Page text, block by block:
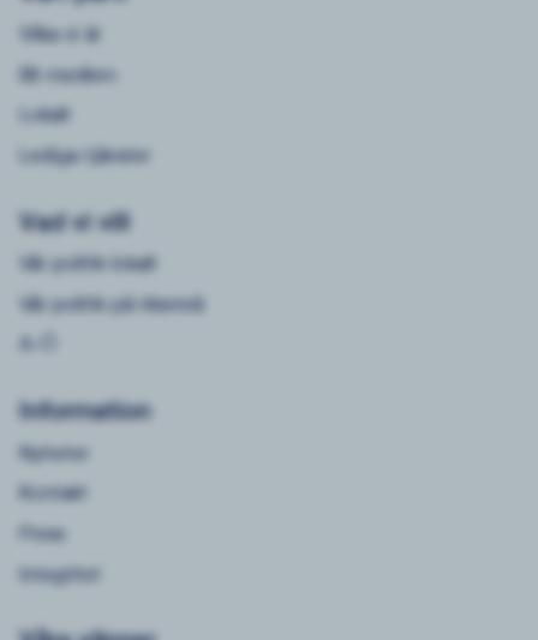
Vilka vi är
Bli medlem
Lokalt
Lediga tjänster
Vad vi vill
Vår politik lokalt
Vår politik på riksnivå
A-Ö
Information
Nyheter
Kontakt
Press
Integritet